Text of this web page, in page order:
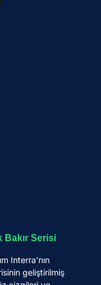
Bakır Serisi
Interra’nın
geliştirilmiş